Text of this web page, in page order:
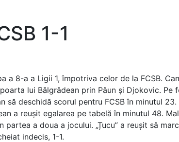
1-1
a 8-a a Ligii 1, împotriva celor de la FCSB.
lui Bălgrădean prin Păun și Djokovic.
să deschidă scorul pentru FCSB în minutul
a reușit egalarea pe tabelă în minutul 48.
a doua a jocului. „Țucu” a reușit să
indecis, 1-1.